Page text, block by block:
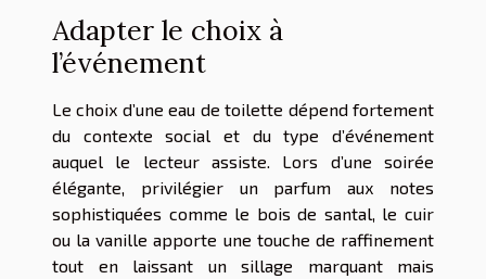
Adapter le choix à
l’événement
Le choix d’une eau de toilette dépend fortement
du contexte social et du type d’événement
auquel le lecteur assiste. Lors d’une soirée
élégante, privilégier un parfum aux notes
sophistiquées comme le bois de santal, le cuir
ou la vanille apporte une touche de raffinement
tout en laissant un sillage marquant mais